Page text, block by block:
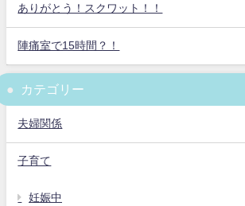
ありがとう！スクワット！！
陣痛室で15時間？！
カテゴリー
夫婦関係
子育て
妊娠中